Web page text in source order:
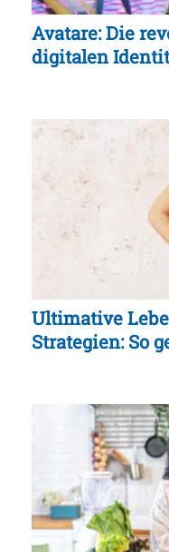
Avatare: Die
digitalen
Ultimative
Strategien: So